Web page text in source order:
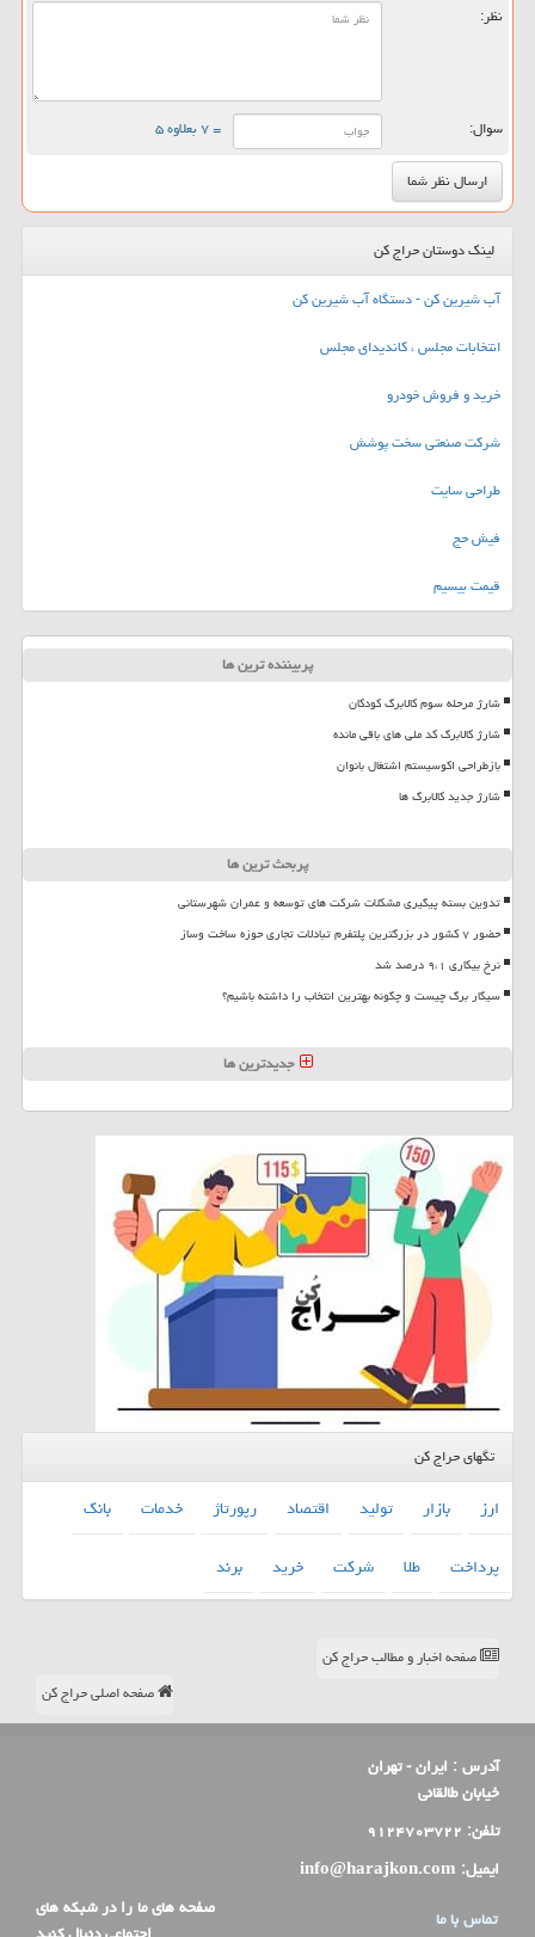
نظر:
سوال: = ۷ بعلاوه ۵
لینک دوستان حراج کن
آب شیرین کن - دستگاه آب شیرین کن
انتخابات مجلس ، کاندیدای مجلس
خرید و فروش خودرو
شرکت صنعتی سخت پوشش
طراحی سایت
فیش حج
قیمت بیسیم
پربیننده ترین ها
شارژ مرحله سوم کالابرگ کودکان
شارژ کالابرگ کد ملی های باقی مانده
بازطراحی اکوسیستم اشتغال بانوان
شارژ جدید کالابرگ ها
پربحث ترین ها
تدوین بسته پیگیری مشکلات شرکت های توسعه و عمران شهرستانی
حضور ۷ کشور در بزرگترین پلتفرم تبادلات تجاری حوزه ساخت وساز
نرخ بیکاری ۹،۱ درصد شد
سیگار برگ چیست و چگونه بهترین انتخاب را داشته باشیم؟
جدیدترین ها
تگهای حراج کن
ارز بازار تولید اقتصاد رپورتاژ خدمات
بانك
پرداخت
طلا شركت خرید برند
صفحه اخبار و مطالب حراج کن
صفحه اصلی حراج کن
آدرس : ایران - تهران
خیابان طالقانی
تلفن: ۹۱۲۴۷۰۳۷۲۲
ایمیل: info@harajkon.com
تماس با ما
صفحه های ما را در شبکه های